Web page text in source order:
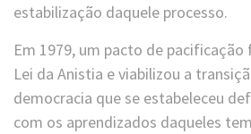
estabilização daquele processo.
Em 1979, um pacto de
Lei da Anistia e viabilizou a
democracia que se estabeleceu
com os aprendizados daqueles